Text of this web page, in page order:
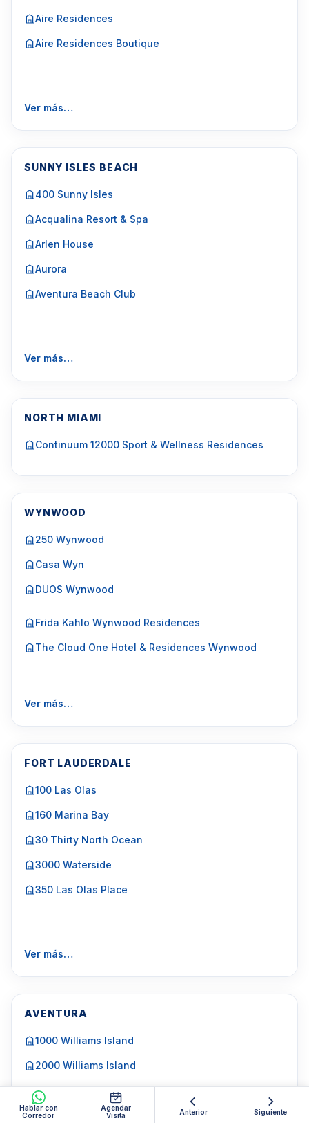
Hablar con
Corredor
Agendar
Visita
Anterior Siguiente
Aire Residences
Aire Residences Boutique
Ver más…
SUNNY ISLES BEACH
400 Sunny Isles
Acqualina Resort & Spa
Arlen House
Aurora
Aventura Beach Club
Ver más…
NORTH MIAMI
Continuum 12000 Sport & Wellness Residences
WYNWOOD
250 Wynwood
Casa Wyn
DUOS Wynwood
Frida Kahlo Wynwood Residences
The Cloud One Hotel & Residences Wynwood
Ver más…
FORT LAUDERDALE
100 Las Olas
160 Marina Bay
30 Thirty North Ocean
3000 Waterside
350 Las Olas Place
Ver más…
AVENTURA
1000 Williams Island
2000 Williams Island
3000 Williams Island
4000 Williams Island